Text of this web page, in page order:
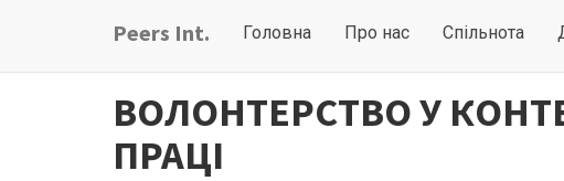
Peers Int.
Main
Головна Про нас Спільнота
User
menu
ВОЛОНТЕРСТВО У
ПРАЦІ